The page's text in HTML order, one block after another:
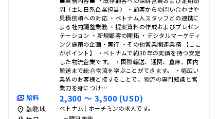
問（主に日系企業担当） ・顧客からの問い合わせや
見積依頼への対応 ・ベトナム人スタッフとの連携に
よる社内調整業務 ・提案資料の作成およびプレゼン
テーション ・新規顧客の開拓 ・デジタルマーケティ
ング施策の企画・実行 ・その他営業関連業務 【ここ
がポイント】 ・ベトナムで約30年の実績を持つ安定
した物流企業です。 ・国際輸送、通関、倉庫、国内
輸送まで総合物流を学ぶことができます。 ・幅広い
業界のお客様と接することで、物流の専門知識と営
業力を身につけ…
給料 2,300 〜 3,500 (USD)
勤務地 ベトナム | ホーチミンの求人です。